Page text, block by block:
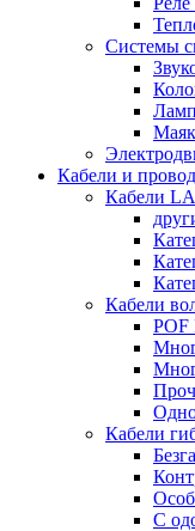
Системы
Кабели и
Кабели
Кабели
POF
Кабели
С